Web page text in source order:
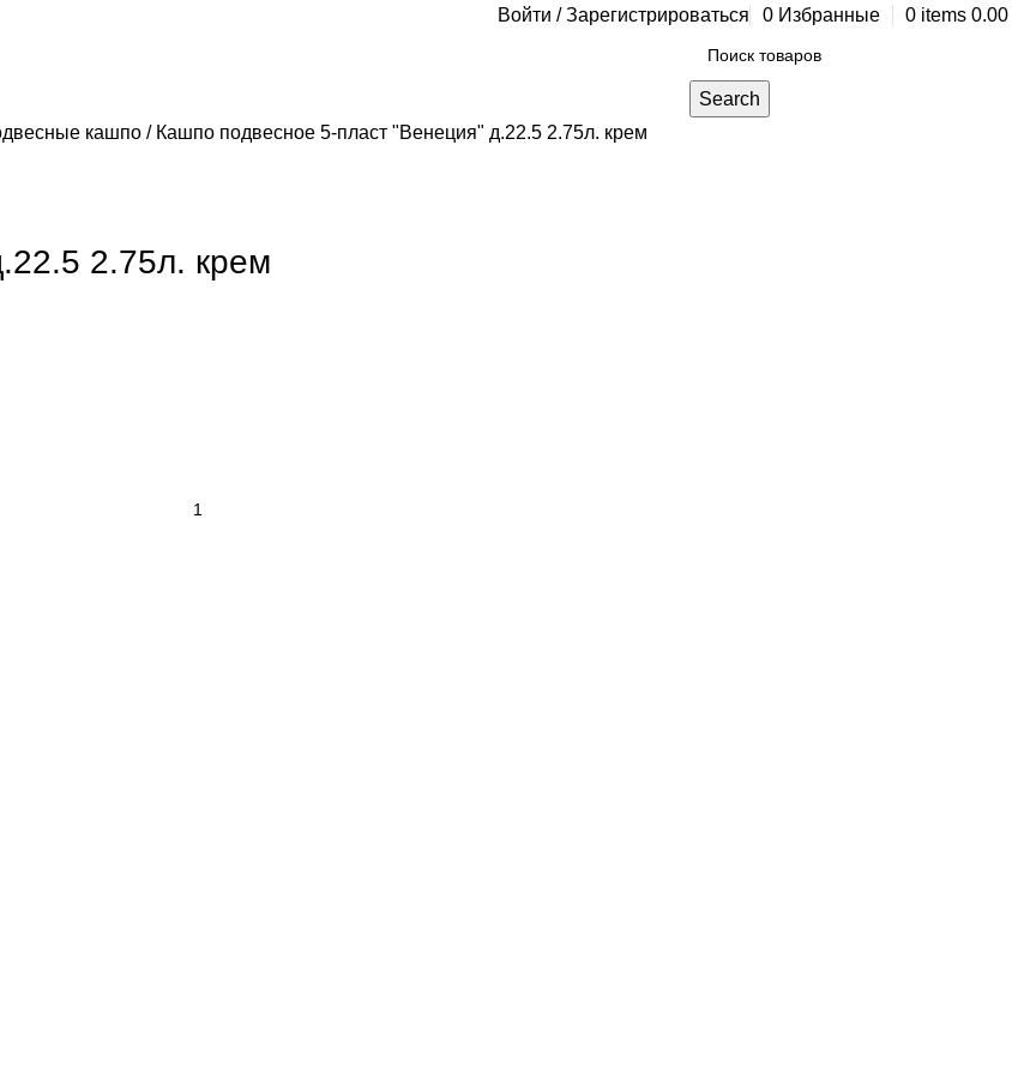
Войти / Зарегистрироваться 0 Избранные 0 items 0.00
Search
кашпо
Кашпо подвесное 5-пласт "Венеция" д.22.5 2.75л. крем
2.75л. крем